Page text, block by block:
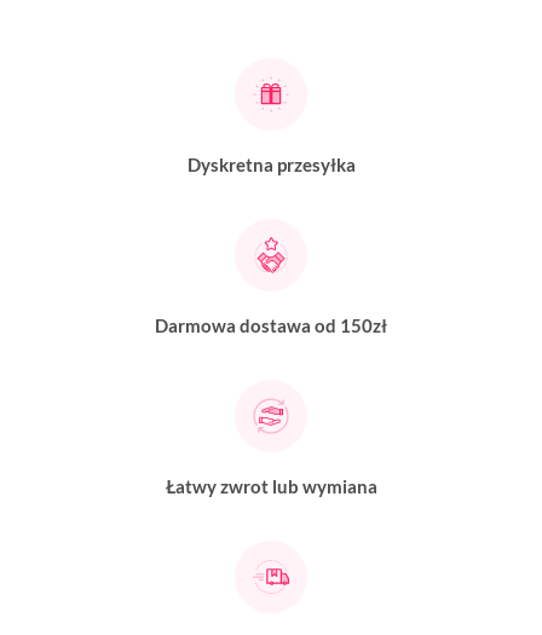
Dyskretna przesyłka
Darmowa dostawa od 150zł
Łatwy zwrot lub wymiana